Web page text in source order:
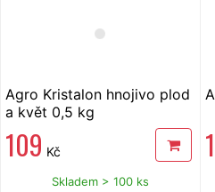
Agro Kristalon hnojivo plod
a květ 0,5 kg
109 Kč
Skladem > 100 ks